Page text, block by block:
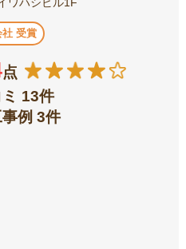
社 受賞
点
ミ 13件
例 3件